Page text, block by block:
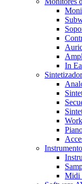
In
Midi